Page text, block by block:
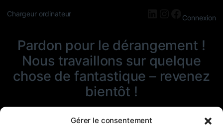
Gérer le consentement
Chargeur ordinateur LinkedIn
Instagram
Connexion
Pardon pour le dérangement !
Nous travaillons sur quelque
chose de fantastique – revenez
bientôt !